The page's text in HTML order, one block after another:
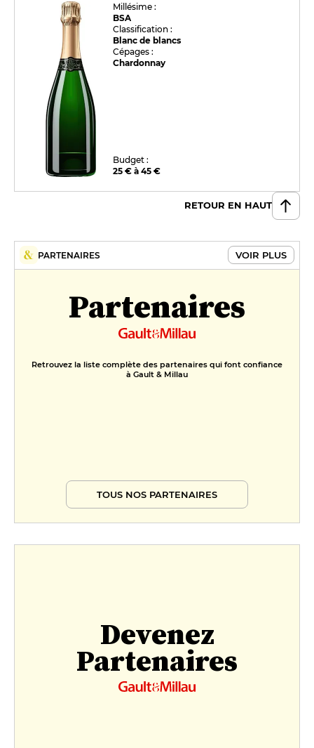
Millésime :
BSA
Classification :
Blanc de blancs
Cépages :
Chardonnay
Budget :
25 € à 45 €
RETOUR EN HAUT
PARTENAIRES VOIR PLUS
Partenaires
Retrouvez la liste complète des partenaires qui font confiance
à Gault & Millau
TOUS NOS PARTENAIRES
Devenez
Partenaires